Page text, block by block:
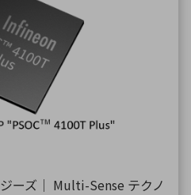
システム
品小ロット
ーズ｜ Multi-Sense テクノ